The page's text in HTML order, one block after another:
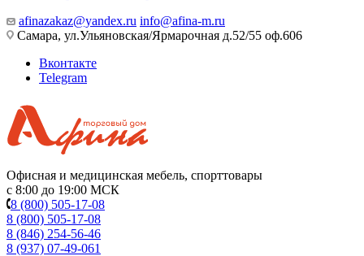
afinazakaz@yandex.ru info@afina-m.ru
Самара, ул.Ульяновская/Ярмарочная д.52/55 оф.606
Вконтакте
Telegram
Офисная и медицинская мебель, спорттовары
с 8:00 до 19:00 МСК
8 (800) 505-17-08
8 (800) 505-17-08
8 (846) 254-56-46
8 (937) 07-49-061